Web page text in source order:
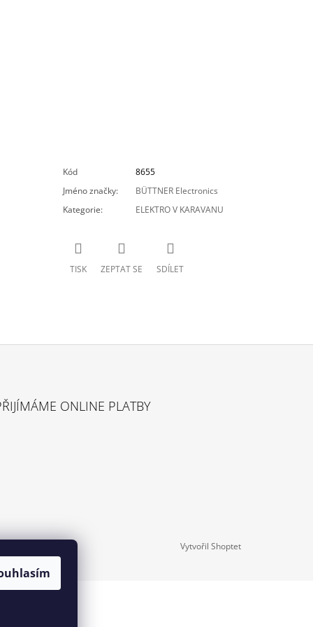
Kód
8655
Jméno značky:
BÜTTNER Electronics
Kategorie: ELEKTRO V KARAVANU
TISK ZEPTAT SE SDÍLET
ONLINE PLATBY
Vytvořil Shoptet